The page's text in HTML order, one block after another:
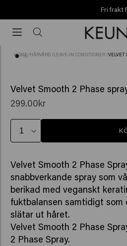
Fri frakt från
frakt
frånHOME /HÅRVÅRD /LEAVE-IN CONDITIONER /VELVET
Velvet Smooth 2 Phase
299.00kr
Velvet Smooth 2 Phase
snabbverkande spray som
berikad med veganskt
fuktbalansen samtidigt som
slätar ut håret.
Velvet Smooth 2 Phase
2 Phase Spray.